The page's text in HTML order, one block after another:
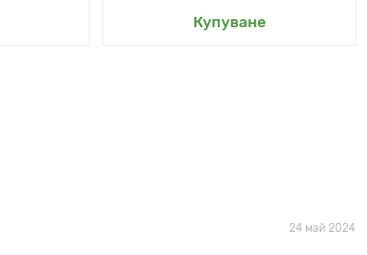
Купуване
24 май 2024